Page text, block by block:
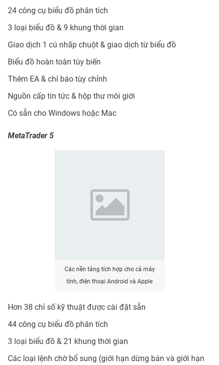
24 công cụ biểu đồ phân tích
3 loại biểu đồ & 9 khung thời gian
Giao dịch 1 cú nhấp chuột & giao dịch từ biểu đồ
Biểu đồ hoàn toàn tùy biến
Thêm EA & chỉ báo tùy chỉnh
Nguồn cấp tin tức & hộp thư môi giới
Có sẵn cho Windows hoặc Mac
MetaTrader 5
Các nền tảng tích hợp cho cả máy
tính, điện thoại Android và Apple
Hơn 38 chỉ số kỹ thuật được cài đặt sẵn
44 công cụ biểu đồ phân tích
3 loại biểu đồ & 21 khung thời gian
Các loại lệnh chờ bổ sung (giới hạn dừng bán và giới hạn